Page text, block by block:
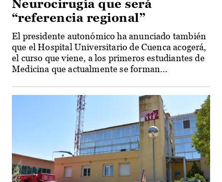
Neurocirugía que será
“referencia regional”
El presidente autonómico ha anunciado también
que el Hospital Universitario de Cuenca acogerá,
el curso que viene, a los primeros estudiantes de
Medicina que actualmente se forman...